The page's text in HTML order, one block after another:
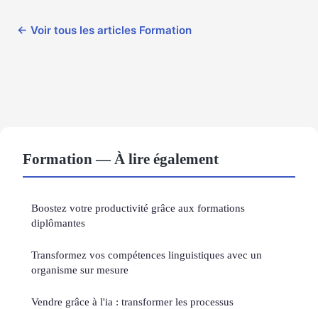
← Voir tous les articles Formation
Formation — À lire également
Boostez votre productivité grâce aux formations
diplômantes
Transformez vos compétences linguistiques avec un
organisme sur mesure
Vendre grâce à l'ia : transformer les processus